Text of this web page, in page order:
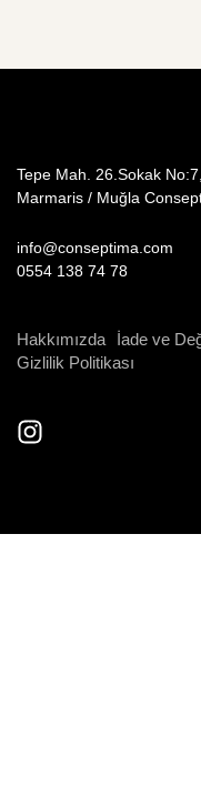
Tepe Mah. 26.Sokak No:7,
Marmaris / Muğla
info@conseptima.com
0554 138 74 78
Hakkımızda İade ve
Gizlilik Politikası